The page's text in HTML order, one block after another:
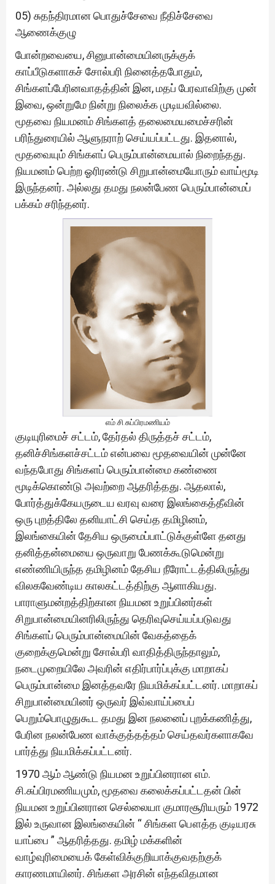
05) சுதந்திரமான பொதுச்சேவை நீதிச்சேவை
ஆணைக்குழு
போன்றவையை, சினுபான்மையினருக்குக்
காப்பீடுகளாகச் சோல்பரி நினைத்தபோதும்,
சிங்களப்பேரினவாதத்தின் இன, மதப் பேரவாவிற்கு முன்
இவை, ஒன்றுமே நின்று நிலைக்க முடியவில்லை.
மூதவை நியமனம் சிங்களத் தலைமையமைச்சரின்
பரிந்துரையில் ஆளுநராற் செய்யப்பட்டது. இதனால்,
மூதவையும் சிங்களப் பெரும்பான்மையால் நிறைந்தது.
நியமனம் பெற்ற ஓரிரண்டு சிறுபான்மையோரும் வாய்மூடி
இருந்தனர். அல்லது தமது நலன்பேண பெரும்பான்மைப்
பக்கம் சரிந்தனர்.
எம்.சி.சுப்பிரமணியம்
குடியுரிமைச் சட்டம், தேர்தல் திருத்தச் சட்டம்,
தனிச்சிங்களச்சட்டம் என்பவை மூதவையின் முன்னே
வந்தபோது சிங்களப் பெரும்பான்மை கண்ணை
மூடிக்கொண்டு அவற்றை ஆதரித்தது. ஆதலால்,
போர்த்துக்கேயருடைய வரவு வரை இலங்கைத்தீவின்
ஒரு புறத்திலே தனியாட்சி செய்த தமிழினம்,
இலங்கையின் தேசிய ஒருமைப்பாட்டுக்குள்ளே தனது
தனித்தன்மையை ஒருவாறு பேணக்கூடுமென்று
எண்ணியிருந்த தமிழினம் தேசிய நீரோட்டத்திலிருந்து
விலகவேண்டிய காலகட்டத்திற்கு ஆளாகியது.
பாராளுமன்றத்திற்கான நியமன உறுப்பினர்கள்
சிறுபான்மையினரிலிருந்து தெரிவுசெய்யப்படுவது
சிங்களப் பெரும்பான்மையின் வேகத்தைக்
குறைக்குமென்று சோல்பரி வாதித்திருந்தாலும்,
நடைமுறையிலே அவரின் எதிர்பார்ப்புக்கு மாறாகப்
பெரும்பான்மை இனத்தவரே நியமிக்கப்பட்டனர். மாறாகப்
சிறுபான்மையினர் ஒருவர் இவ்வாய்ப்பைப்
பெறும்பொழுதுகூட தமது இன நலனைப் புறக்கணித்து,
பேரின நலன்பேண வாக்குத்தத்தம் செய்தவர்களாகவே
பார்த்து நியமிக்கப்பட்டனர்.
1970 ஆம் ஆண்டு நியமன உறுப்பினரான எம்.
சி.சுப்பிரமணியமும், மூதவை கலைக்கப்பட்டதன் பின்
நியமன உறுப்பினரான செல்லையா குமாரசூரியரும் 1972
இல் உருவான இலங்கையின் “ சிங்கள பௌத்த குடியரசு
யாப்பை ” ஆதரித்தது. தமிழ் மக்களின்
வாழ்வுரிமையைக் கேள்விக்குறியாக்குவதற்குக்
காரணமாயினர். சிங்கள அரசின் எந்தவிதமான